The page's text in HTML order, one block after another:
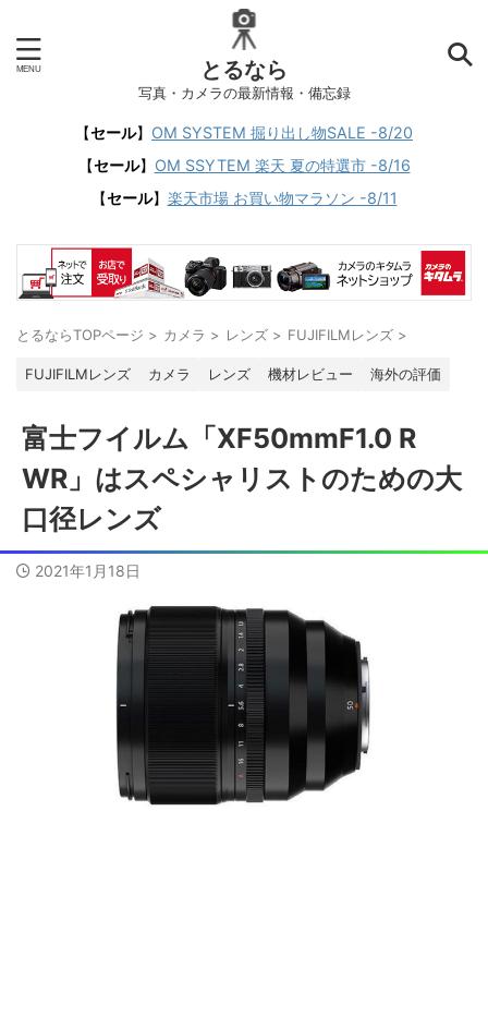
とるなら
写真・カメラの最新情報・備忘録
【セール】 OM SYSTEM 掘り出し物SALE -8/20
【セール】 OM SSYTEM 楽天 夏の特選市 -8/16
【セール】 楽天市場 お買い物マラソン -8/11
とるならTOPページ > カメラ > レンズ > FUJIFILMレンズ >
FUJIFILMレンズ カメラ レンズ 機材レビュー 海外の評価
富士フイルム「XF50mmF1.0 R
WR」はスペシャリストのための大
口径レンズ
2021年1月18日